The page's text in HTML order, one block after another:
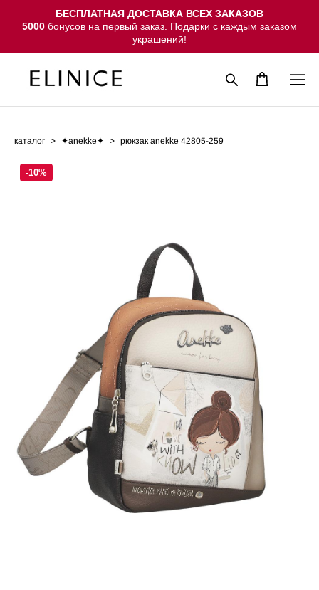
БЕСПЛАТНАЯ ДОСТАВКА ВСЕХ ЗАКАЗОВ
5000 бонусов на первый заказ. Подарки с каждым заказом
украшений!
каталог > ✦anekke✦ > рюкзак anekke 42805-259
-10%